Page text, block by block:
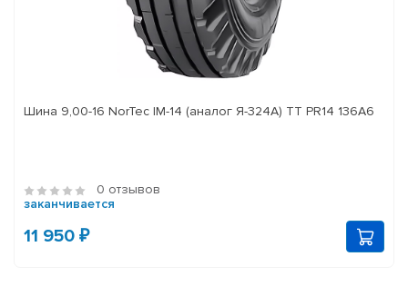
Шина 9,00-16 NorTec IM-14 (аналог Я-324А) ТТ PR14 136А6
0 отзывов
заканчивается
11 950 ₽